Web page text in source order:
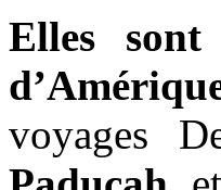
Elles
voyages